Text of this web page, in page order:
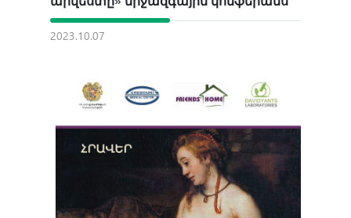
Նորություններ
Կոնտակտներ
Անձնական սենյակ
Մասնաճյուղեր
2023.10.07